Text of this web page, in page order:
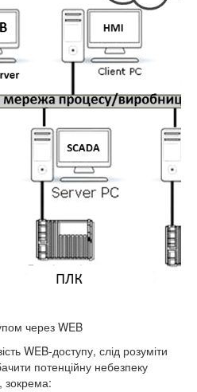
через WEB
WEB-доступу, слід розуміти
потенційну небезпеку
зокрема: